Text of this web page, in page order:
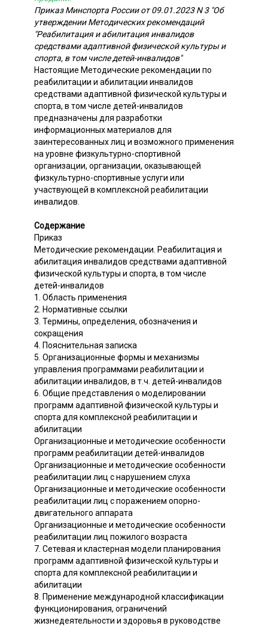
Приказ Минспорта России от 09.01.2023 N 3 "Об
утверждении Методических рекомендаций
"Реабилитация и абилитация инвалидов
средствами адаптивной физической культуры и
спорта, в том числе детей-инвалидов"
Настоящие Методические рекомендации по
реабилитации и абилитации инвалидов
средствами адаптивной физической культуры и
спорта, в том числе детей-инвалидов
предназначены для разработки
информационных материалов для
заинтересованных лиц и возможного применения
на уровне физкультурно-спортивной
организации, организации, оказывающей
физкультурно-спортивные услуги или
участвующей в комплексной реабилитации
инвалидов.
Содержание
Приказ
Методические рекомендации. Реабилитация и
абилитация инвалидов средствами адаптивной
физической культуры и спорта, в том числе
детей-инвалидов
1. Область применения
2. Нормативные ссылки
3. Термины, определения, обозначения и
сокращения
4. Пояснительная записка
5. Организационные формы и механизмы
управления программами реабилитации и
абилитации инвалидов, в т.ч. детей-инвалидов
6. Общие представления о моделировании
программ адаптивной физической культуры и
спорта для комплексной реабилитации и
абилитации
Организационные и методические особенности
программ реабилитации детей-инвалидов
Организационные и методические особенности
реабилитации лиц с нарушением слуха
Организационные и методические особенности
реабилитации лиц с поражением опорно-
двигательного аппарата
Организационные и методические особенности
реабилитации лиц пожилого возраста
7. Сетевая и кластерная модели планирования
программ адаптивной физической культуры и
спорта для комплексной реабилитации и
абилитации
8. Применение международной классификации
функционирования, ограничений
жизнедеятельности и здоровья в руководстве